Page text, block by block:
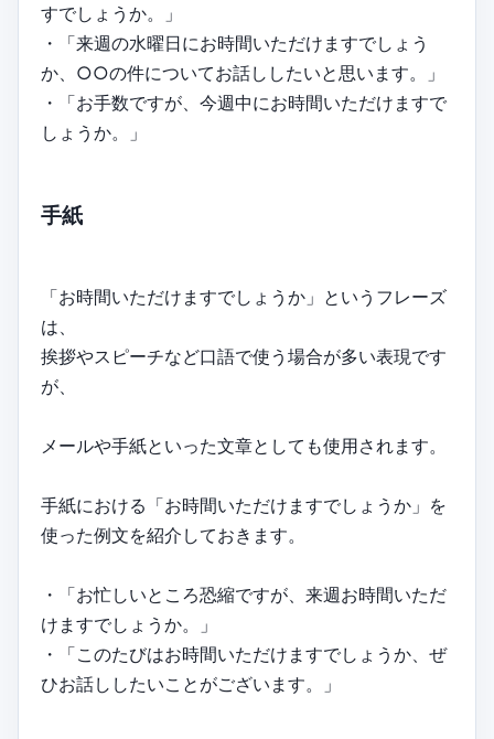
すでしょうか。」
・「来週の水曜日にお時間いただけますでしょう
か、○○の件についてお話ししたいと思います。」
・「お手数ですが、今週中にお時間いただけますで
しょうか。」
手紙
「お時間いただけますでしょうか」というフレーズ
は、
挨拶やスピーチなど口語で使う場合が多い表現です
が、
メールや手紙といった文章としても使用されます。
手紙における「お時間いただけますでしょうか」を
使った例文を紹介しておきます。
・「お忙しいところ恐縮ですが、来週お時間いただ
けますでしょうか。」
・「このたびはお時間いただけますでしょうか、ぜ
ひお話ししたいことがございます。」